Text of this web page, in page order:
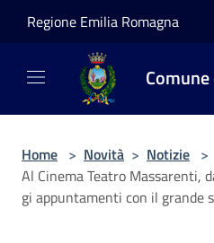
Regione Emilia Romagna
Home > Novità > Notizie >
Al Cinema Teatro Massarenti,
gi appuntamenti con il grande